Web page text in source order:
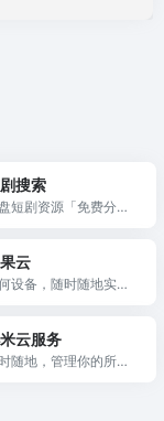
搜索
短剧资源「免费分
云
设备，随时随地实现
云服务
随地，管理你的所有